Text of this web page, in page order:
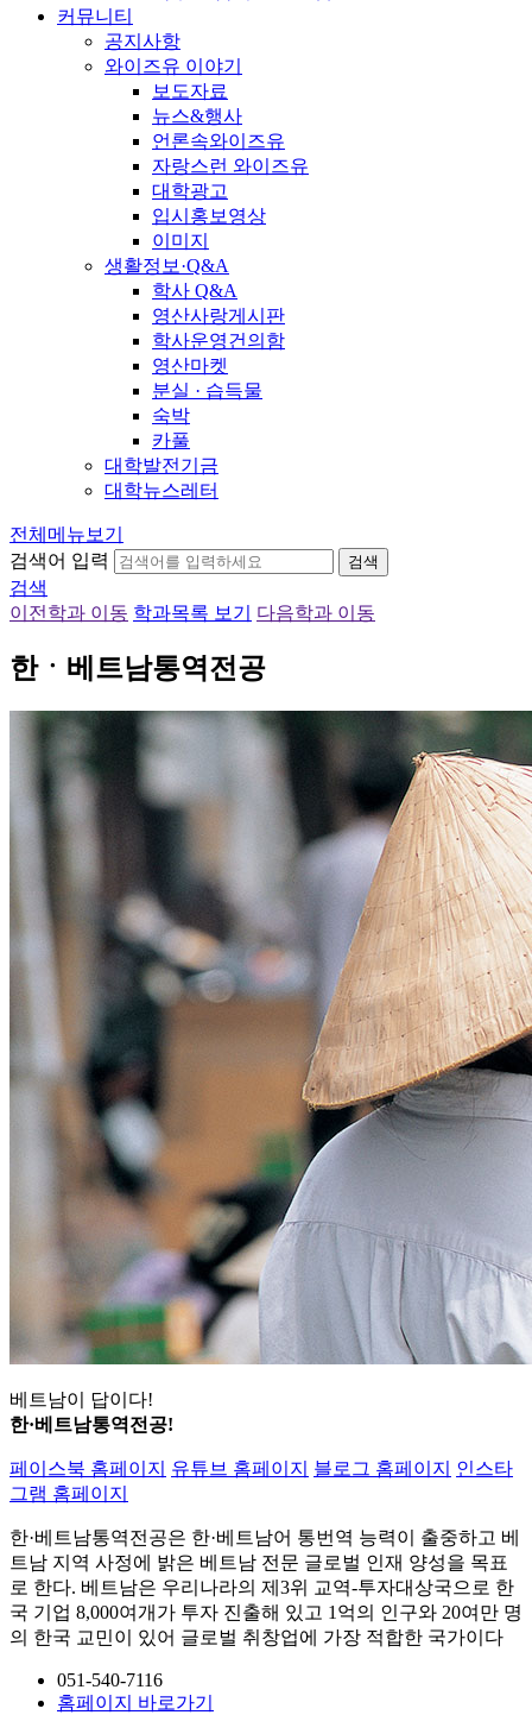
커뮤니티
공지사항
와이즈유 이야기
보도자료
뉴스&행사
언론속와이즈유
자랑스런 와이즈유
대학광고
입시홍보영상
이미지
생활정보·Q&A
학사 Q&A
영산사랑게시판
학사운영건의함
영산마켓
분실 · 습득물
숙박
카풀
대학발전기금
대학뉴스레터
전체메뉴보기
검색어 입력
검색
검색
이전학과 이동 학과목록 보기 다음학과 이동
한ㆍ베트남통역전공
베트남이 답이다!
한·베트남통역전공!
페이스북 홈페이지 유튜브 홈페이지 블로그 홈페이지
인스타
그램 홈페이지
한·베트남통역전공은 한·베트남어 통번역 능력이 출중하고 베
트남 지역 사정에 밝은 베트남 전문 글로벌 인재 양성을 목표
로 한다. 베트남은 우리나라의 제3위 교역-투자대상국으로 한
국 기업 8,000여개가 투자 진출해 있고 1억의 인구와 20여만 명
의 한국 교민이 있어 글로벌 취창업에 가장 적합한 국가이다
051-540-7116
홈페이지 바로가기